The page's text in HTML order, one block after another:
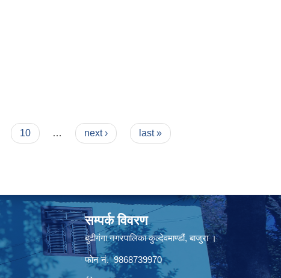
10 … next › last »
सम्पर्क विवरण
बुढीगंगा नगरपालिका कुल्देवमाण्डौं, बाजुरा ।
फोन नं. 9868739970